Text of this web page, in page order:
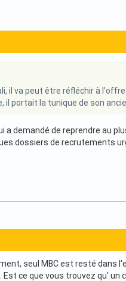
il va peut être réfléchir à l'offre
il portait la tunique de son
a demandé de reprendre au
dossiers de recrutements
seul MBC est resté dans
ce que vous trouvez qu' un